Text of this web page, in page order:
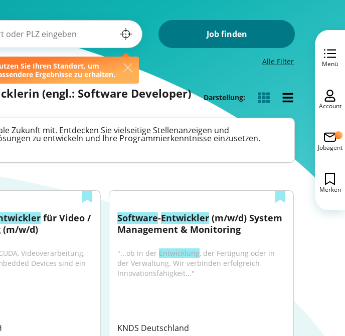
Sie Ihren Standort, um
Ergebnisse zu erhalten.
Job finden
Alle Filter
(engl.: Software Developer) Darstellung:
Zukunft mit. Entdecken Sie vielseitige Stellenanzeigen und
zu entwickeln und Ihre Programmierkenntnisse einzusetzen.
für Video /
(m/w/d)
Videoverarbeitung,
Devices sind ein
Software-Entwickler (m/w/d) System
Management & Monitoring
"...ob in der Entwicklung, der Fertigung oder in
der Verwaltung. Wir verbinden erfolgreich
Innovationsfähigkeit..."
KNDS Deutschland
Menü
Account
Jobagent
Merken